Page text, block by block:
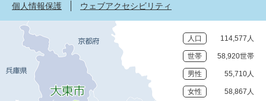
個人情報保護
ウェブアクセシビリティ
人口 114,577人
世帯 58,920世帯
男性 55,710人
女性 58,867人